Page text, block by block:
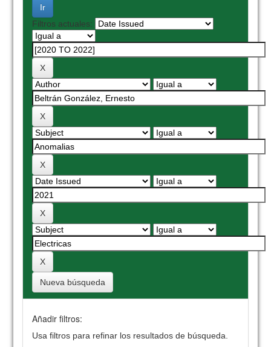
Filtros actuales:
Nueva búsqueda
Añadir filtros:
Usa filtros para refinar los resultados de búsqueda.